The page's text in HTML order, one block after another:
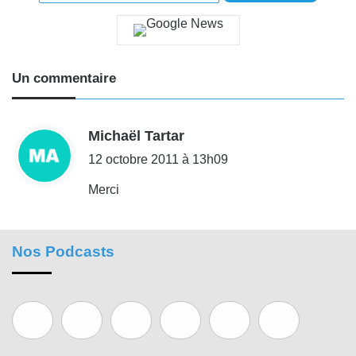
Un commentaire
Michaël Tartar
i
12 octobre 2011 à 13h09
Merci
Nos Podcasts